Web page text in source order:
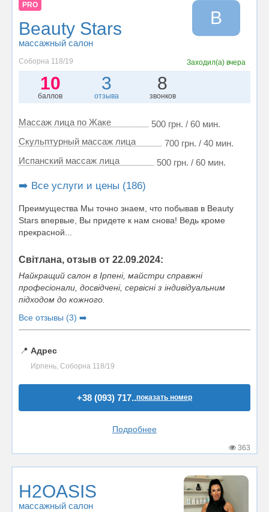
PRO
Beauty Stars
массажный салон
B
Соборна 118/19 Заходил(а)вчера
10
баллов
3
отзыва
8
звонков
Массаж лица по Жаке
500 грн. / 60 мин.
Скульптурный массаж лица
700 грн. / 40 мин.
Испанский массаж лица
500 грн. / 60 мин.
➡️ Все услуги и цены (186)
Преимущества Мы точно знаем, что побывав в Beauty
Stars впервые, Вы придете к нам снова! Ведь кроме
прекрасной...
Світлана, отзыв от 22.09.2024:
Найкращий салон в Ірпені, майстри справжні
професіонали, досвідчені, сервісні з індивідуальним
підходом до кожного.
Все отзывы (3) ➡️
📍 Адрес
Ирпень, Соборна 118/19
+38 (093) 717..показать номер
Подробнее
363
H2OASIS
массажный салон